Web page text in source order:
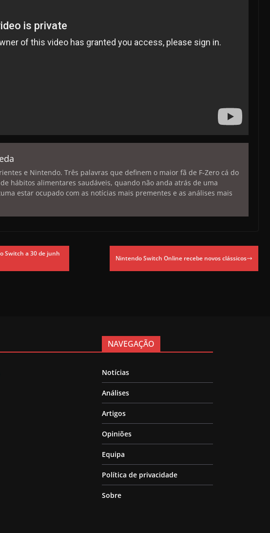
e Nintendo. Três palavras que definem o maior fã de F-Zero cá do
hábitos alimentares saudáveis, quando não anda atrás de uma
estar ocupado com as notícias mais prementes e as análises mais
Switch a 30 de junh
Nintendo Switch Online recebe novos clássicos
NAVEGAÇÃO
Notícias
Análises
Artigos
Opiniões
Equipa
Política de privacidade
Sobre